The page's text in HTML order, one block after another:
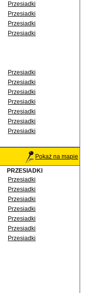
Przesiadki
Przesiadki
Przesiadki
Przesiadki
Przesiadki
Przesiadki
Przesiadki
Przesiadki
Przesiadki
Przesiadki
Przesiadki
Pokaż na mapie
PRZESIADKI
Przesiadki
Przesiadki
Przesiadki
Przesiadki
Przesiadki
Przesiadki
Przesiadki